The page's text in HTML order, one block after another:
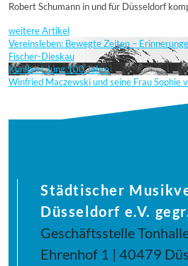
Robert Schumann in und für Düsseldorf
weitere Artikel
Vereinsleben: Bewegte Zeiten –
Fischer-Dieskau
Kunibert Jung 100 Jahre
Winfried Maczewski und seine Frau Sophie
Städtischer
Düsseldorf e.V.
Geschäftsstelle
Ehrenhof 1 | 40479